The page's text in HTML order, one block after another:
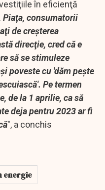
în eficienţă
Piaţa, consumatorii
de creşterea
direcţie, cred că e
să se stimuleze
poveste cu 'dăm peşte
Pe termen
de la 1 aprilie, ca să
deja pentru 2023 ar fi
", a conchis
energie